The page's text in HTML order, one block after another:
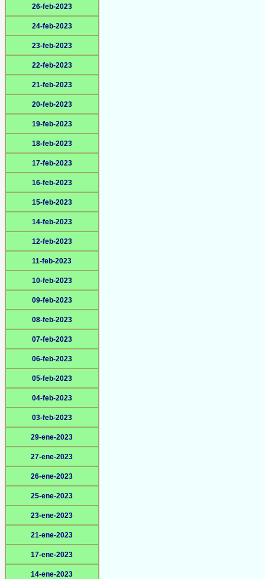
26-feb-2023
24-feb-2023
23-feb-2023
22-feb-2023
21-feb-2023
20-feb-2023
19-feb-2023
18-feb-2023
17-feb-2023
16-feb-2023
15-feb-2023
14-feb-2023
12-feb-2023
11-feb-2023
10-feb-2023
09-feb-2023
08-feb-2023
07-feb-2023
06-feb-2023
05-feb-2023
04-feb-2023
03-feb-2023
29-ene-2023
27-ene-2023
26-ene-2023
25-ene-2023
23-ene-2023
21-ene-2023
17-ene-2023
14-ene-2023